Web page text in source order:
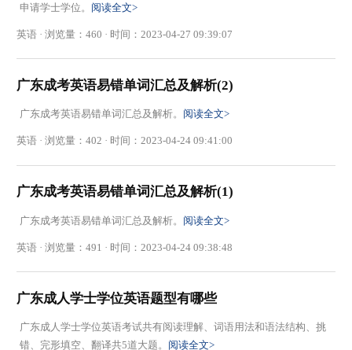
申请学士学位。 阅读全文>
英语 · 浏览量：460 · 时间：2023-04-27 09:39:07
广东成考英语易错单词汇总及解析(2)
广东成考英语易错单词汇总及解析。 阅读全文>
英语 · 浏览量：402 · 时间：2023-04-24 09:41:00
广东成考英语易错单词汇总及解析(1)
广东成考英语易错单词汇总及解析。 阅读全文>
英语 · 浏览量：491 · 时间：2023-04-24 09:38:48
广东成人学士学位英语题型有哪些
广东成人学士学位英语考试共有阅读理解、词语用法和语法结构、挑
错、完形填空、翻译共5道大题。 阅读全文>